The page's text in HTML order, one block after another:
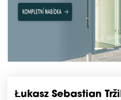
Łukasz Sebastian Tržil